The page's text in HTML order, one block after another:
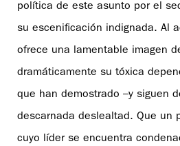
política de este asunto por el
su escenificación indignada. Al
ofrece una lamentable imagen
dramáticamente su tóxica
que han demostrado –y siguen
descarnada deslealtad. Que un
cuyo líder se encuentra